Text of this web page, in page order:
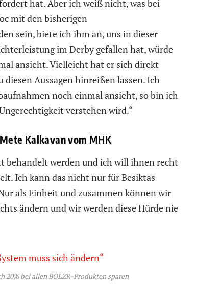
hat. Aber ich weiß nicht, was bei
mit den bisherigen
sein, biete ich ihm an, uns in dieser
im Derby gefallen hat, würde
ansieht. Vielleicht hat er sich direkt
diesen Aussagen hinreißen lassen. Ich
noch einmal ansieht, so bin ich
verstehen wird.“
Kalkavan vom MHK
behandelt werden und ich will ihnen recht
Ich kann das nicht nur für Besiktas
als Einheit und zusammen können wir
ändern und wir werden diese Hürde nie
bei allen BOLZR-Produkten sparen